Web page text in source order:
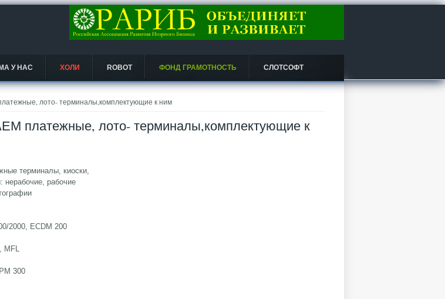
У НАС ХОЛИ ROBOT ФОНД ГРАМОТНОСТЬ СЛОТСОФТ
лото- терминалы,комплектующие к ним
платежные, лото- терминалы,комплектующие к
терминалы, киоски,
нерабочие, рабочие
2000, ECDM 200
MFL
300